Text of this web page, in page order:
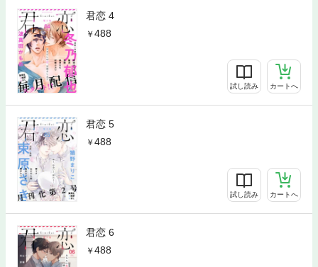
君恋 4
488
試し読み カートへ
君恋 5
488
試し読み カートへ
君恋 6
488